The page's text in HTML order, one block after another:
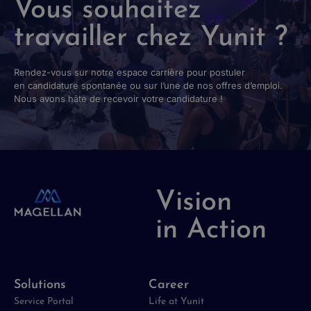
Vous souhaitez
travailler chez Yunit ?
Rendez-vous sur notre espace carrière pour postuler
en candidature spontanée ou sur l’une de nos offres d’emploi.
Nous avons hâte de recevoir votre candidature !
Vision
in Action
Solutions
Service Portal
Career
Life at Yunit